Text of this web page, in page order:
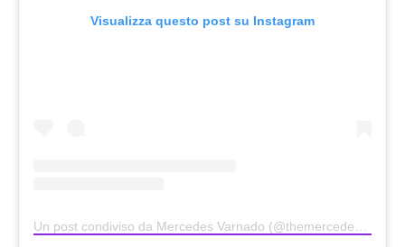
Visualizza questo post su Instagram